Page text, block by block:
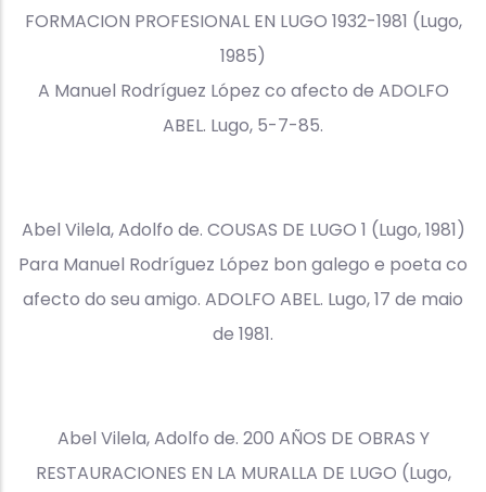
FORMACION PROFESIONAL EN LUGO 1932-1981 (Lugo,
1985)
A Manuel Rodríguez López co afecto de ADOLFO
ABEL. Lugo, 5-7-85.
Abel Vilela, Adolfo de. COUSAS DE LUGO 1 (Lugo, 1981)
Para Manuel Rodríguez López bon galego e poeta co
afecto do seu amigo. ADOLFO ABEL. Lugo, 17 de maio
de 1981.
Abel Vilela, Adolfo de. 200 AÑOS DE OBRAS Y
RESTAURACIONES EN LA MURALLA DE LUGO (Lugo,